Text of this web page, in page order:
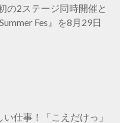
の2ステージ同時開催と
Fes』を8月29日
仕事！「こえだけっ」